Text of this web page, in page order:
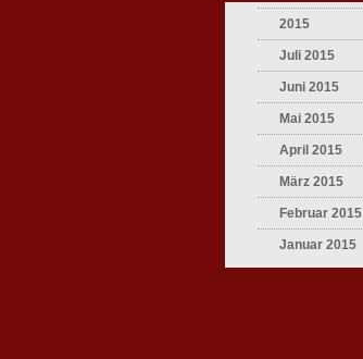
2015
Juli 2015
Juni 2015
Mai 2015
April 2015
März 2015
Februar 2015
Januar 2015